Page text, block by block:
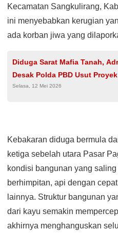
Kecamatan Sangkulirang,
ini menyebabkan kerugian
ada korban jiwa yang
Diduga Sarat Mafia Tanah,
Desak Polda PBD Usut
Rp186 Miliar
Selasa, 12 Mei 2026
Kebakaran diduga bermula
ketiga sebelah utara Pasar
kondisi bangunan yang
berhimpitan, api dengan
lainnya. Struktur bangunan
dari kayu semakin
akhirnya menghanguskan